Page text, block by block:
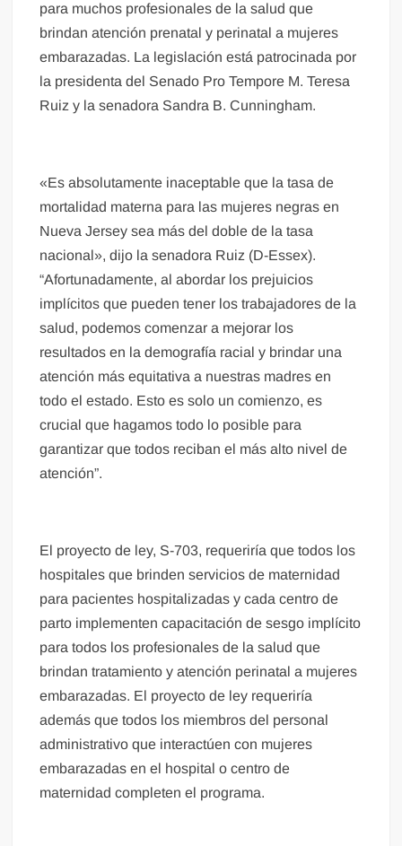
para muchos profesionales de la salud que
brindan atención prenatal y perinatal a mujeres
embarazadas. La legislación está patrocinada por
la presidenta del Senado Pro Tempore M. Teresa
Ruiz y la senadora Sandra B. Cunningham.
«Es absolutamente inaceptable que la tasa de
mortalidad materna para las mujeres negras en
Nueva Jersey sea más del doble de la tasa
nacional», dijo la senadora Ruiz (D-Essex).
“Afortunadamente, al abordar los prejuicios
implícitos que pueden tener los trabajadores de la
salud, podemos comenzar a mejorar los
resultados en la demografía racial y brindar una
atención más equitativa a nuestras madres en
todo el estado. Esto es solo un comienzo, es
crucial que hagamos todo lo posible para
garantizar que todos reciban el más alto nivel de
atención”.
El proyecto de ley, S-703, requeriría que todos los
hospitales que brinden servicios de maternidad
para pacientes hospitalizadas y cada centro de
parto implementen capacitación de sesgo implícito
para todos los profesionales de la salud que
brindan tratamiento y atención perinatal a mujeres
embarazadas. El proyecto de ley requeriría
además que todos los miembros del personal
administrativo que interactúen con mujeres
embarazadas en el hospital o centro de
maternidad completen el programa.